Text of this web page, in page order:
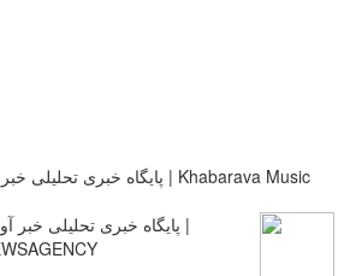
پایگاه خبری تحلیلی خبر